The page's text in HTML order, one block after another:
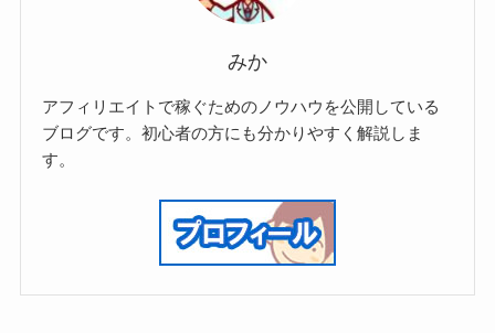
みか
アフィリエイトで稼ぐためのノウハウを公開している
ブログです。初心者の方にも分かりやすく解説しま
す。